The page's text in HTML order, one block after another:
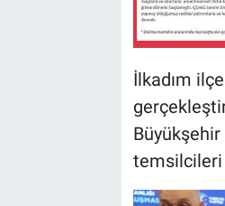
İlkadım
temsilcileri